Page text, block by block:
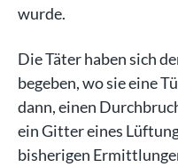
wurde.
Die Täter haben sich
begeben, wo sie eine
dann, einen
ein Gitter eines
bisherigen